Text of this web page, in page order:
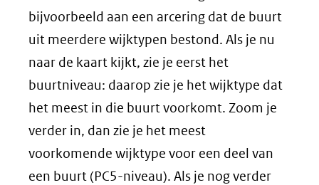
bijvoorbeeld aan een arcering dat de buurt
uit meerdere wijktypen bestond. Als je nu
naar de kaart kijkt, zie je eerst het
buurtniveau: daarop zie je het wijktype dat
het meest in die buurt voorkomt. Zoom je
verder in, dan zie je het meest
voorkomende wijktype voor een deel van
een buurt (PC5-niveau). Als je nog verder